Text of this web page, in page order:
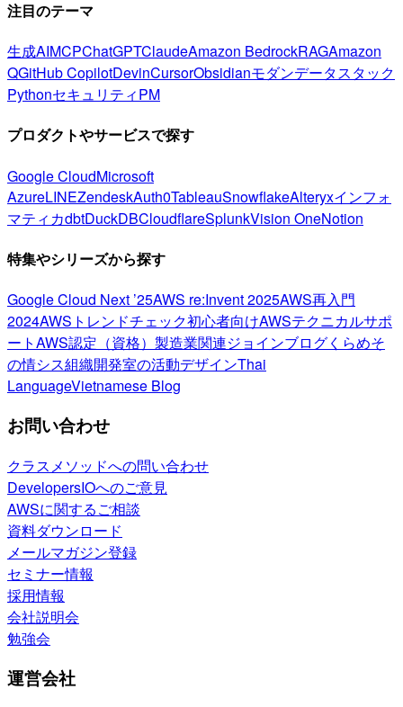
注目のテーマ
生成AIMCPChatGPTClaudeAmazon BedrockRAGAmazon
QGitHub CopilotDevinCursorObsidianモダンデータスタック
PythonセキュリティPM
プロダクトやサービスで探す
Google CloudMicrosoft
AzureLINEZendeskAuth0TableauSnowflakeAlteryxインフォ
マティカdbtDuckDBCloudflareSplunkVision OneNotion
特集やシリーズから探す
Google Cloud Next ’25AWS re:Invent 2025AWS再入門
2024AWSトレンドチェック初心者向けAWSテクニカルサポ
ートAWS認定（資格） 製造業関連ジョインブログくらめそ
の情シス組織開発室の活動デザインThai
LanguageVietnamese Blog
お問い合わせ
クラスメソッドへの問い合わせ
DevelopersIOへのご意見
AWSに関するご相談
資料ダウンロード
メールマガジン登録
セミナー情報
採用情報
会社説明会
勉強会
運営会社